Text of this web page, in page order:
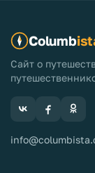
Columb
Сайт о